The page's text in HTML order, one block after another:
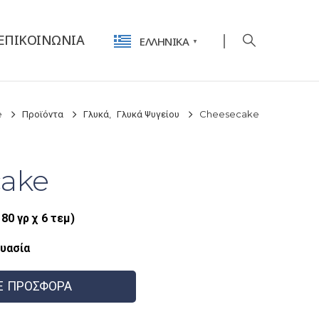
ΕΛΛΗΝΙΚΆ ▼
Προϊόντα Γλυκά Γλυκά Ψυγείου Cheesecake
γρ χ 6 τεμ)
ΠΡΟΣΦΟΡΑ